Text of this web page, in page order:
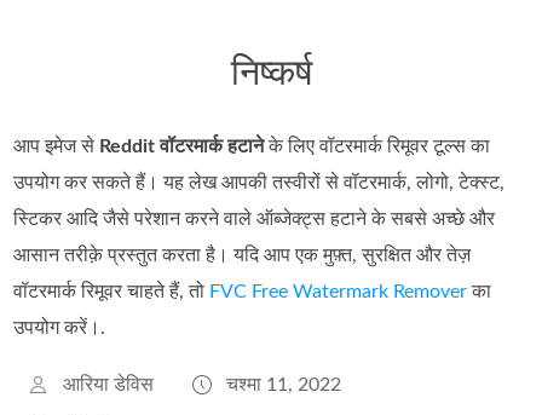
निष्कर्ष
आप इमेज से Reddit वॉटरमार्क हटानेके लिए वॉटरमार्क रिमूवर टूल्स का
उपयोग कर सकते हैं। यह लेख आपकी तस्वीरों से वॉटरमार्क, लोगो, टेक्स्ट,
स्टिकर आदि जैसे परेशान करने वाले ऑब्जेक्ट्स हटाने के सबसे अच्छे और
आसान तरीक़े प्रस्तुत करता है। यदि आप एक मुफ़्त, सुरक्षित और तेज़
वॉटरमार्क रिमूवर चाहते हैं, तो FVC Free Watermark Removerका
उपयोग करें।.
आरिया डेविस चश्मा 11, 2022